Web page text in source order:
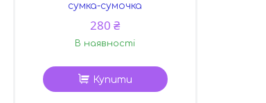
сумка-сумочка
280 ₴
В наявності
Купити